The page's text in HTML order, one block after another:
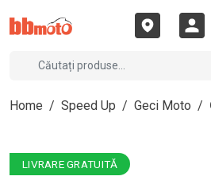
Home / Speed Up / Geci Moto /
LIVRARE GRATUITĂ